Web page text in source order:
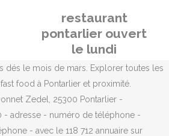
restaurant
pontarlier ouvert
le lundi
dés le mois de mars. Explorer toutes les
food à Pontarlier et proximité.
Zedel, 25300 Pontarlier -
- adresse - numéro de téléphone -
- avec le 118 712 annuaire sur